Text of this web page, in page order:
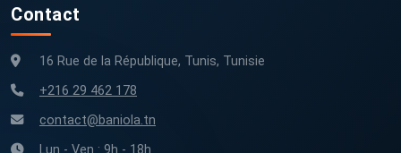
Contact
16 Rue de la République, Tunis, Tunisie
+216 29 462 178
contact@baniola.tn
Lun - Ven : 9h - 18h